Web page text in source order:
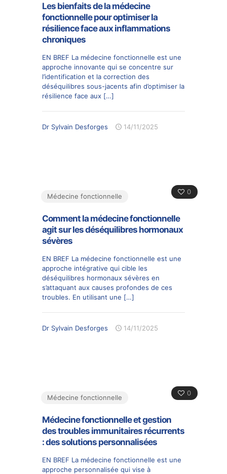
Les bienfaits de la médecine
fonctionnelle pour optimiser la
résilience face aux inflammations
chroniques
EN BREF La médecine fonctionnelle est une
approche innovante qui se concentre sur
l’identification et la correction des
déséquilibres sous-jacents afin d’optimiser la
résilience face aux […]
Dr Sylvain Desforges 14/11/2025
0
Médecine fonctionnelle
Comment la médecine fonctionnelle
agit sur les déséquilibres hormonaux
sévères
EN BREF La médecine fonctionnelle est une
approche intégrative qui cible les
déséquilibres hormonaux sévères en
s’attaquant aux causes profondes de ces
troubles. En utilisant une […]
Dr Sylvain Desforges 14/11/2025
0
Médecine fonctionnelle
Médecine fonctionnelle et gestion
des troubles immunitaires récurrents
: des solutions personnalisées
EN BREF La médecine fonctionnelle est une
approche personnalisée qui vise à